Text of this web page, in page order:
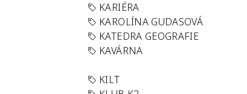
KARIÉRA
KAROLÍNA GUDASOVÁ
KATEDRA GEOGRAFIE
KAVÁRNA
KILT